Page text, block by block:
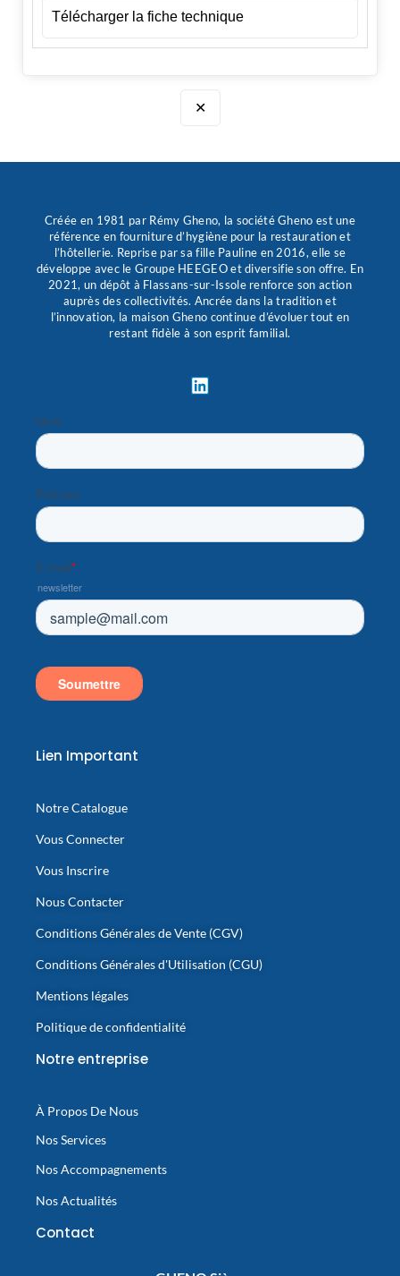
Télécharger la fiche technique
✕
Créée en 1981 par Rémy Gheno, la société Gheno est une
référence en fourniture d’hygiène pour la restauration et
l’hôtellerie. Reprise par sa fille Pauline en 2016, elle se
développe avec le Groupe HEEGEO et diversifie son offre. En
2021, un dépôt à Flassans-sur-Issole renforce son action
auprès des collectivités. Ancrée dans la tradition et
l’innovation, la maison Gheno continue d’évoluer tout en
restant fidèle à son esprit familial.
L
i
k
d
n
Lien Important
Notre Catalogue
Vous Connecter
Vous Inscrire
Nous Contacter
Conditions Générales de Vente (CGV)
Conditions Générales d'Utilisation (CGU)
Mentions légales
Politique de confidentialité
Notre entreprise
À Propos De Nous
Nos Services
Nos Accompagnements
Nos Actualités
Contact